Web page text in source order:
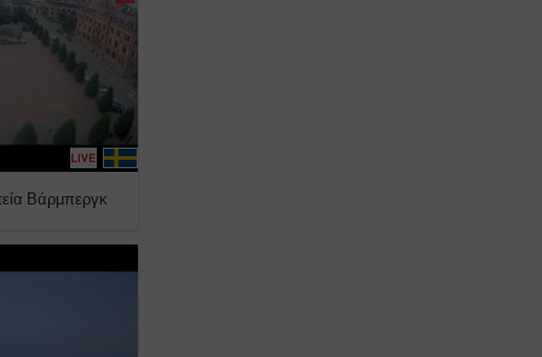
Βάρμπεργκ